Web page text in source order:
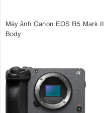
Máy ảnh Canon EOS R5 Mark II
Body